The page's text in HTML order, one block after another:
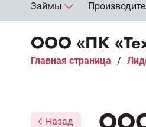
Займы
ООО «ПК
Главная страница /
Назад